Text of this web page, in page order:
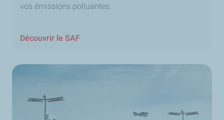
vos émissions polluantes.
Découvrir le SAF